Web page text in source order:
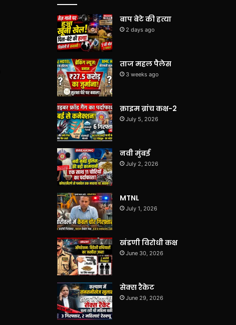
बाप बेटे की हत्या
2 days ago
ताज महल पैलेस
3 weeks ago
क्राइम ब्रांच कक्ष-2
July 5, 2026
नवी मुंबई
July 2, 2026
MTNL
July 1, 2026
खंडणी विरोधी कक्ष
June 30, 2026
सेक्स रैकेट
June 29, 2026